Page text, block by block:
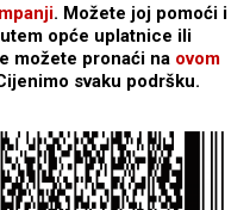
. Možete joj pomoći i
opće uplatnice ili
možete pronaći na ovom
svaku podršku.